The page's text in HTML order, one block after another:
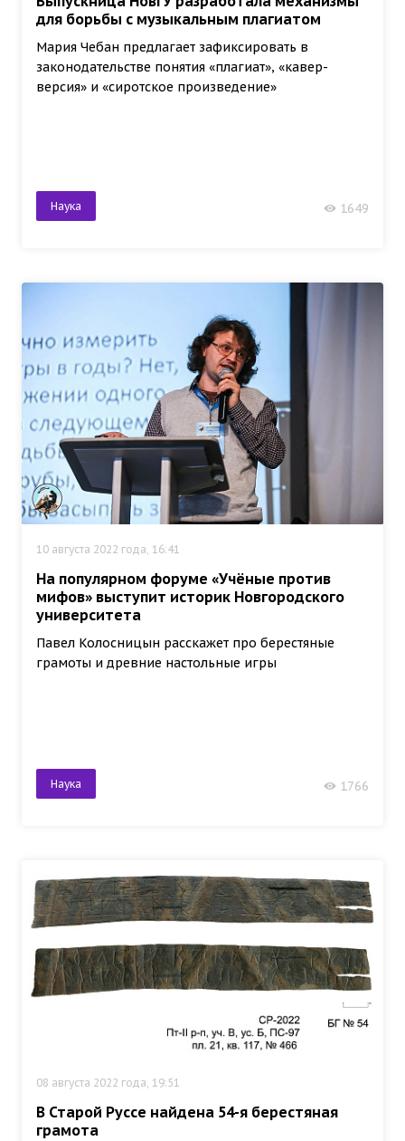
для борьбы с музыкальным плагиатом
Мария Чебан предлагает зафиксировать в
законодательстве понятия «плагиат», «кавер-
версия» и «сиротское произведение»
Наука 1649
10 августа 2022 года, 16:41
На популярном форуме «Учёные против
мифов» выступит историк Новгородского
университета
Павел Колосницын расскажет про берестяные
грамоты и древние настольные игры
Наука 1766
08 августа 2022 года, 19:51
В Старой Руссе найдена 54-я берестяная
грамота